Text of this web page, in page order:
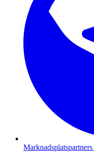
Marknadsplatspartners